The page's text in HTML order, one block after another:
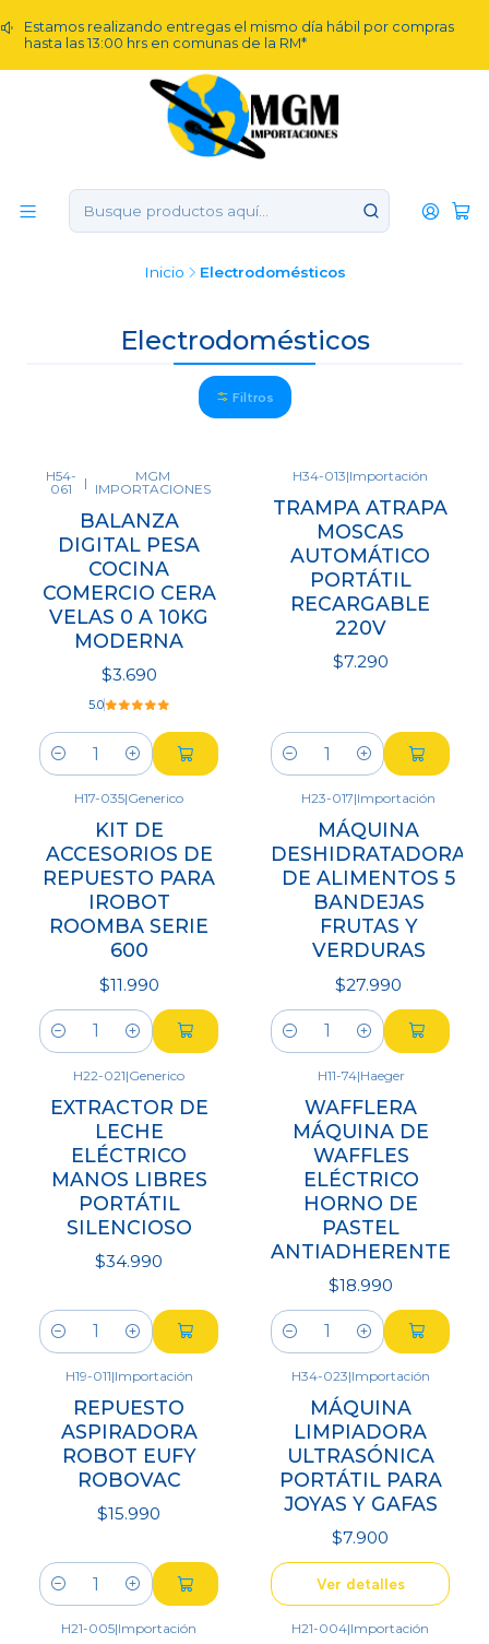
Estamos realizando entregas el mismo día hábil por compras
hasta las 13:00 hrs en comunas de la RM*
Inicio Electrodomésticos
Electrodomésticos
Filtros
H54-
061
|
MGM
IMPORTACIONES
BALANZA
DIGITAL PESA
COCINA
COMERCIO CERA
VELAS 0 A 10KG
MODERNA
$3.690
5.0
Cantidad
H34-013|Importación
TRAMPA ATRAPA
MOSCAS
AUTOMÁTICO
PORTÁTIL
RECARGABLE
220V
$7.290
Cantidad
H17-035|Generico
KIT DE
ACCESORIOS DE
REPUESTO PARA
IROBOT
ROOMBA SERIE
600
$11.990
Cantidad
H23-017|Importación
MÁQUINA
DESHIDRATADORA
DE ALIMENTOS 5
BANDEJAS
FRUTAS Y
VERDURAS
$27.990
Cantidad
H22-021|Generico
EXTRACTOR DE
LECHE
ELÉCTRICO
MANOS LIBRES
PORTÁTIL
SILENCIOSO
$34.990
Cantidad
H11-74|Haeger
WAFFLERA
MÁQUINA DE
WAFFLES
ELÉCTRICO
HORNO DE
PASTEL
ANTIADHERENTE
$18.990
Cantidad
H19-011|Importación
REPUESTO
ASPIRADORA
ROBOT EUFY
ROBOVAC
$15.990
Cantidad
H34-023|Importación
MÁQUINA
LIMPIADORA
ULTRASÓNICA
PORTÁTIL PARA
JOYAS Y GAFAS
$7.900
Ver detalles
H21-005|Importación H21-004|Importación